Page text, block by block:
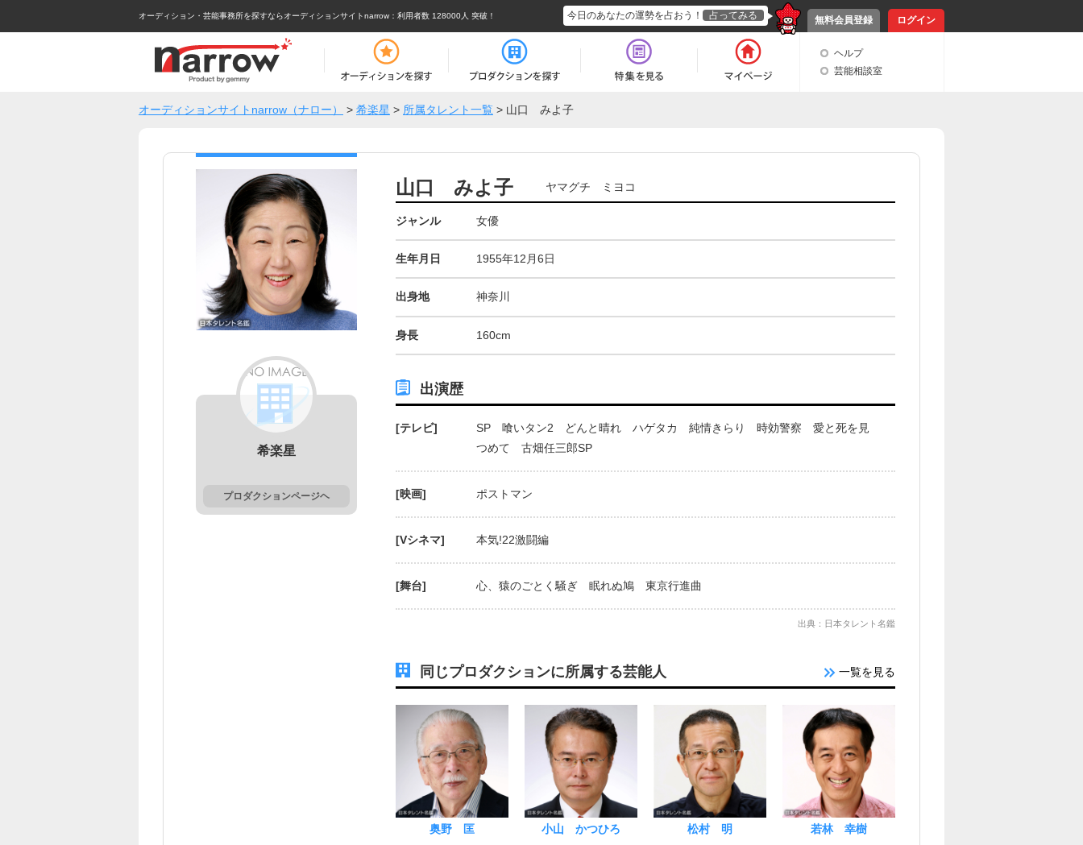
オーディション・芸能事務所を探すならオーディションサイトnarrow ：利用者数 128000人 突破！ 無料会員登録 ログイン
今日のあなたの運勢を占おう！ 占ってみる
ヘルプ
芸能相談室
オーディションサイトnarrow（ナロー） > 希楽星 > 所属タレント一覧 > 山口 みよ子
希楽星
プロダクションページヘ
山口 みよ子 ヤマグチ ミヨコ
ジャンル 女優
生年月日 1955年12月6日
出身地 神奈川
身長 160cm
出演歴
[テレビ]
SP 喰いタン2 どんと晴れ ハゲタカ 純情きらり 時効警察 愛と死を見
つめて 古畑任三郎SP
[映画] ポストマン
[Vシネマ] 本気!22激闘編
[舞台] 心、猿のごとく騒ぎ 眠れぬ鳩 東京行進曲
出典：日本タレント名鑑
同じプロダクションに所属する芸能人 一覧を見る
奥野 匡 小山 かつひろ 松村 明 若林 幸樹